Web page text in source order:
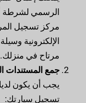
الرسمي لشرطة
مركز تسجيل
الإلكترونية
مرتاح في منزلك.
جمع المستندات
يجب أن يكون
تسجيل سيارتك: